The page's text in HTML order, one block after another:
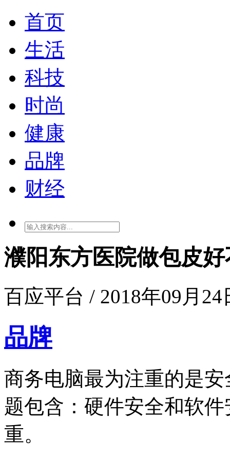
首页
生活
科技
时尚
健康
品牌
财经
濮阳东方医院做包皮
百应平台 / 2018年09月24
品牌
商务电脑最为注重的是
题包含：硬件安全和软
重。